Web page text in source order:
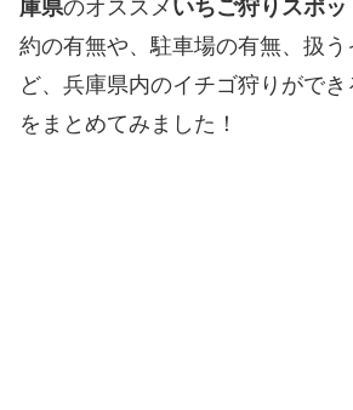
庫県のオススメ いちご狩りスポッ
約の有無や、駐車場の有無、扱
ど、兵庫県内のイチゴ狩りがで
をまとめてみました！